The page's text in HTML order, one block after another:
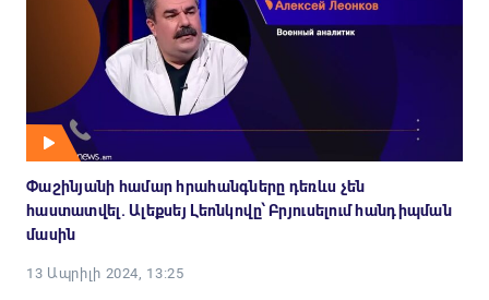
Փաշինյանի համար հրահանգները դեռևս չեն
հաստատվել. Ալեքսեյ Լեոնկովը՝ Բրյուսելում հանդիպման
մասին
13 Ապրիլի 2024, 13:25